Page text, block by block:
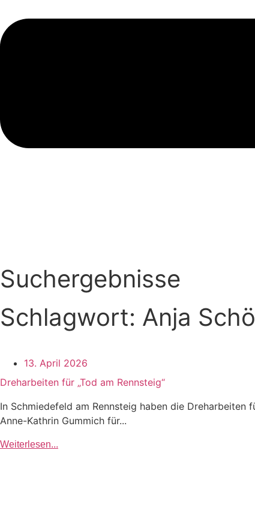
Suchergebnisse
Schlagwort: Anja
13. April 2026
Dreharbeiten für „Tod am Rennsteig“
In Schmiedefeld am Rennsteig haben die Dreharbeiten
Anne-Kathrin Gummich für...
Weiterlesen...